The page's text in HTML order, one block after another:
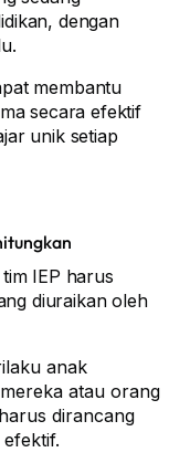
dengan
membantu
secara efektif
unik setiap
IEP harus
diuraikan oleh
anak
atau orang
dirancang